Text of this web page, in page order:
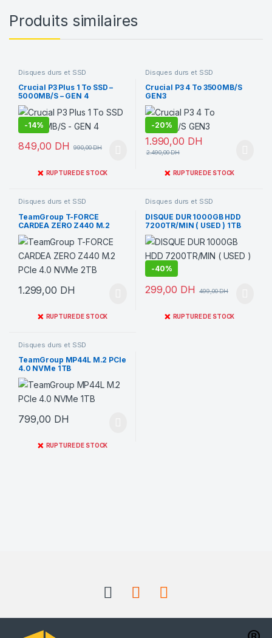
Produits similaires
Disques durs et SSD
Crucial P3 Plus 1 To SSD –
5000MB/S – GEN 4
-14%
849,00 DH 990,00DH
❌ RUPTURE DE STOCK
Disques durs et SSD
Crucial P3 4 To 3500MB/S
GEN3
-20%
1.990,00 DH
2.490,00DH
❌ RUPTURE DE STOCK
Disques durs et SSD
TeamGroup T-FORCE
CARDEA ZERO Z440 M.2
PCIe 4.0 NVMe 2TB
1.299,00 DH
❌ RUPTURE DE STOCK
Disques durs et SSD
DISQUE DUR 1000GB HDD
7200TR/MIN ( USED ) 1TB
-40%
299,00 DH 499,00DH
❌ RUPTURE DE STOCK
Disques durs et SSD
TeamGroup MP44L M.2 PCIe
4.0 NVMe 1TB
799,00 DH
❌ RUPTURE DE STOCK